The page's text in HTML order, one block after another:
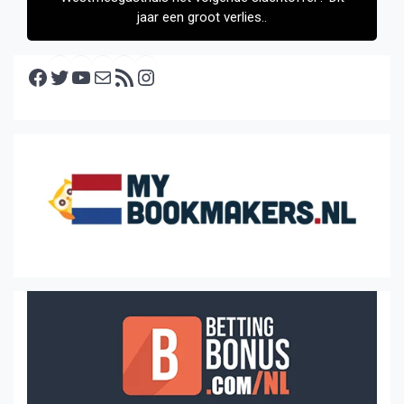
jaar een groot verlies..
Facebook Twitter YouTube E-mail RSS feed